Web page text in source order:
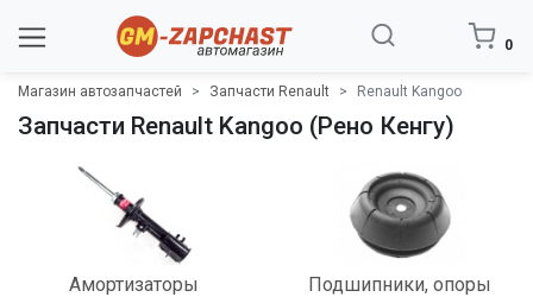
0
Магазин автозапчастей Запчасти Renault Renault Kangoo
Запчасти Renault Kangoo (Рено Кенгу)
Амортизаторы
Подшипники, опоры